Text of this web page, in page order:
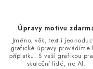
Úpravy motivu
Jméno, věk, text i
grafické úpravy provádíme
příplatku. S vaší grafikou
skuteční lidé, ne AI.